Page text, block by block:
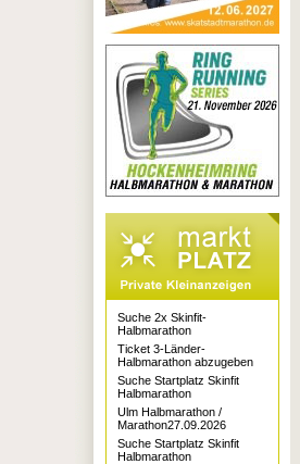
Suche 2x Skinfit-
Halbmarathon
Ticket 3-Länder-
Halbmarathon abzugeben
Suche Startplatz Skinfit
Halbmarathon
Ulm Halbmarathon /
Marathon27.09.2026
Suche Startplatz Skinfit
Halbmarathon